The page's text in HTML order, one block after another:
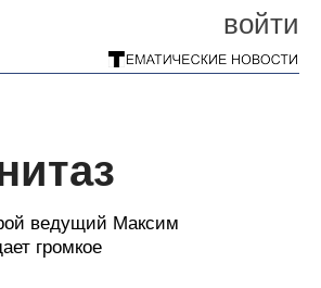
войти
ведущий Максим
громкое